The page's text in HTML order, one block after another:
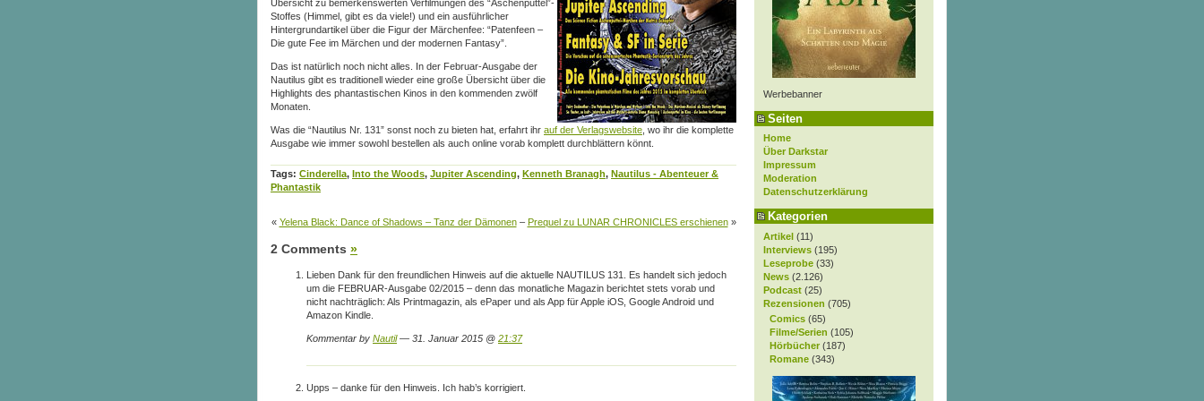
Werbebanner
Seiten
Home
Über Darkstar
Impressum
Moderation
Datenschutzerklärung
Kategorien
Artikel (11)
Interviews (195)
Leseprobe (33)
News (2.126)
Podcast (25)
Rezensionen (705)
Comics (65)
Filme/Serien (105)
Hörbücher (187)
Romane (343)
Übersicht zu bemerkenswerten Verfilmungen des “Aschenputtel”-
Stoffes (Himmel, gibt es da viele!) und ein ausführlicher
Hintergrundartikel über die Figur der Märchenfee: “Patenfeen –
Die gute Fee im Märchen und der modernen Fantasy”.
Das ist natürlich noch nicht alles. In der Februar-Ausgabe der
Nautilus gibt es traditionell wieder eine große Übersicht über die
Highlights des phantastischen Kinos in den kommenden zwölf
Monaten.
Was die “Nautilus Nr. 131” sonst noch zu bieten hat, erfahrt ihr auf der Verlagswebsite , wo ihr die komplette
Ausgabe wie immer sowohl bestellen als auch online vorab komplett durchblättern könnt.
Tags: Cinderella, Into the Woods, Jupiter Ascending, Kenneth Branagh, Nautilus - Abenteuer &
Phantastik
« Yelena Black: Dance of Shadows – Tanz der Dämonen– Prequel zu LUNAR CHRONICLES erschienen»
2 Comments »
Lieben Dank für den freundlichen Hinweis auf die aktuelle NAUTILUS 131. Es handelt sich jedoch
um die FEBRUAR-Ausgabe 02/2015 – denn das monatliche Magazin berichtet stets vorab und
nicht nachträglich: Als Printmagazin, als ePaper und als App für Apple iOS, Google Android und
Amazon Kindle.
Kommentar by Nautil— 31. Januar 2015 @ 21:37
Upps – danke für den Hinweis. Ich hab’s korrigiert.